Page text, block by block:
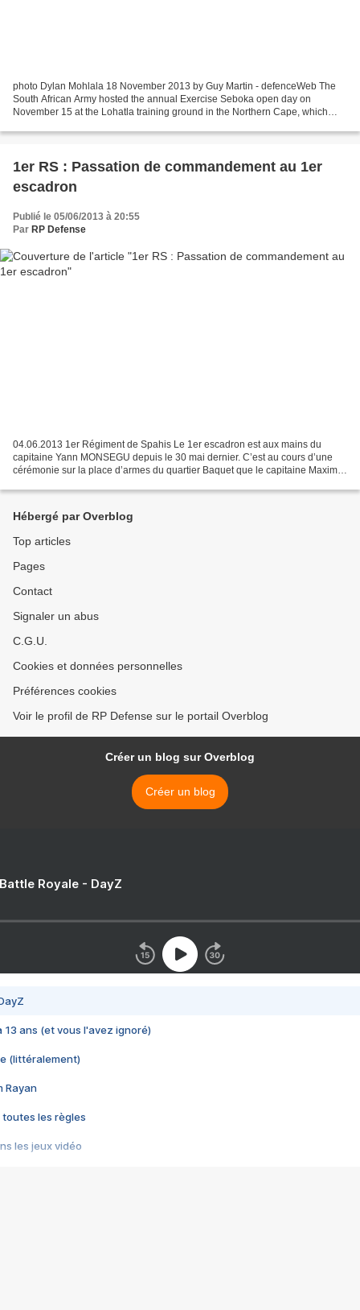
photo Dylan Mohlala 18 November 2013 by Guy Martin - defenceWeb The
South African Army hosted the annual Exercise Seboka open day on
November 15 at the Lohatla training ground in the Northern Cape, which
1er RS : Passation de commandement au 1er
escadron
Publié le 05/06/2013 à 20:55
Par RP Defense
04.06.2013 1er Régiment de Spahis Le 1er escadron est aux mains du
capitaine Yann MONSEGU depuis le 30 mai dernier. C’est au cours d’une
cérémonie sur la place d’armes du quartier Baquet que le capitaine Maxime
Hébergé par Overblog
Top articles
Pages
Contact
Signaler un abus
C.G.U.
Cookies et données personnelles
Préférences cookies
Voir le profil de RP Defense sur le portail Overblog
Créer un blog sur Overblog
Créer un blog
Royale - DayZ
13 ans (et vous l'avez ignoré)
(littéralement)
Rayan
toutes les règles
les jeux vidéo